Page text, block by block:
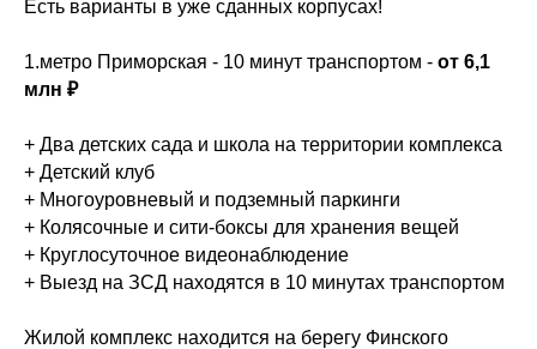
Есть варианты в уже сданных корпусах!
1.метро Приморская - 10 минут транспортом - от 6,1
млн ₽
+ Два детских сада и школа на территории комплекса
+ Детский клуб
+ Многоуровневый и подземный паркинги
+ Колясочные и сити-боксы для хранения вещей
+ Круглосуточное видеонаблюдение
+ Выезд на ЗСД находятся в 10 минутах транспортом
Жилой комплекс находится на берегу Финского